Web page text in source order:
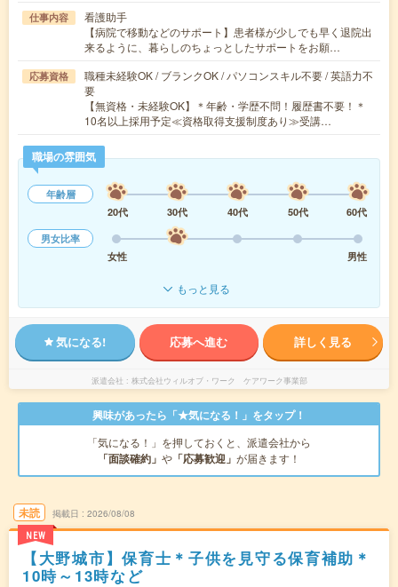
仕事内容
看護助手
【病院で移動などのサポート】患者様が少しでも早く退院出
来るように、暮らしのちょっとしたサポートをお願…
応募資格
職種未経験OK / ブランクOK / パソコンスキル不要 / 英語力不
要
【無資格・未経験OK】＊年齢・学歴不問！履歴書不要！＊
10名以上採用予定≪資格取得支援制度あり≫受講…
職場の雰囲気
年齢層
20代
30代 40代 50代
60代
男女比率
女性
男性
もっと見る
気になる! 応募へ進む 詳しく見る
派遣会社 株式会社ウィルオブ・ワーク ケアワーク事業部
興味があったら「★気になる！」をタップ！
「気になる！」を押しておくと、派遣会社から
「面談確約」 や 「応募歓迎」 が届きます！
未読
NEW
掲載日 2026/08/08
【大野城市】保育士＊子供を見守る保育補助＊
10時～13時など